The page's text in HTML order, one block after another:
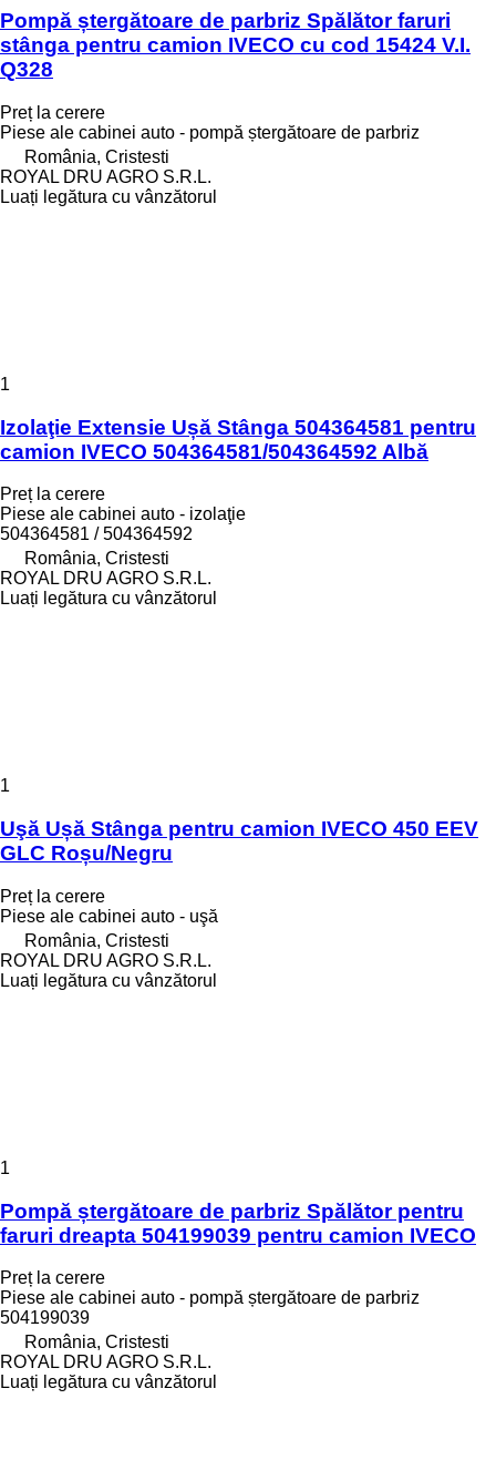
Pompă ștergătoare de parbriz Spălător faruri
stânga pentru camion IVECO cu cod 15424 V.I.
Q328
Preț la cerere
Piese ale cabinei auto - pompă ștergătoare de parbriz
România, Cristesti
ROYAL DRU AGRO S.R.L.
Luați legătura cu vânzătorul
1
Izolaţie Extensie Ușă Stânga 504364581 pentru
camion IVECO 504364581/504364592 Albă
Preț la cerere
Piese ale cabinei auto - izolaţie
504364581 / 504364592
România, Cristesti
ROYAL DRU AGRO S.R.L.
Luați legătura cu vânzătorul
1
Uşă Ușă Stânga pentru camion IVECO 450 EEV
GLC Roșu/Negru
Preț la cerere
Piese ale cabinei auto - uşă
România, Cristesti
ROYAL DRU AGRO S.R.L.
Luați legătura cu vânzătorul
1
Pompă ștergătoare de parbriz Spălător pentru
faruri dreapta 504199039 pentru camion IVECO
Preț la cerere
Piese ale cabinei auto - pompă ștergătoare de parbriz
504199039
România, Cristesti
ROYAL DRU AGRO S.R.L.
Luați legătura cu vânzătorul